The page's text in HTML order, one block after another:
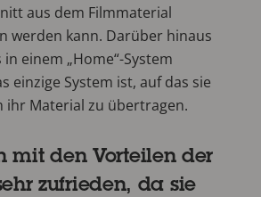
aus dem Filmmaterial
werden kann. Darüber hinaus
einem „Home“-System
einzige System ist, auf das sie
ihr Material zu übertragen.
mit den Vorteilen der
zufrieden, da sie